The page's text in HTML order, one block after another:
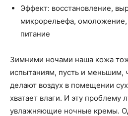
Эффект: восстановление,
микрорельефа,
питание
Зимними ночами наша кожа
испытаниям, пусть и меньшим,
делают воздух в помещении
хватает влаги. И эту проблему
увлажняющие ночные кремы.